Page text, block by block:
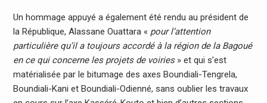
Un hommage appuyé a également été rendu au président de
la République, Alassane Ouattara « pour l’attention
particulière qu’il a toujours accordé à la région de la Bagoué
en ce qui concerne les projets de voiries» et qui s’est
matérialisée par le bitumage des axes Boundiali-Tengrela,
Boundiali-Kani et Boundiali-Odienné, sans oublier les travaux